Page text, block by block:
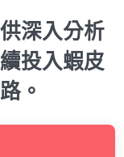
深入分析
投入蝦皮
。